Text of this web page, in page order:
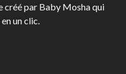
créé par Baby Mosha qui
un clic.